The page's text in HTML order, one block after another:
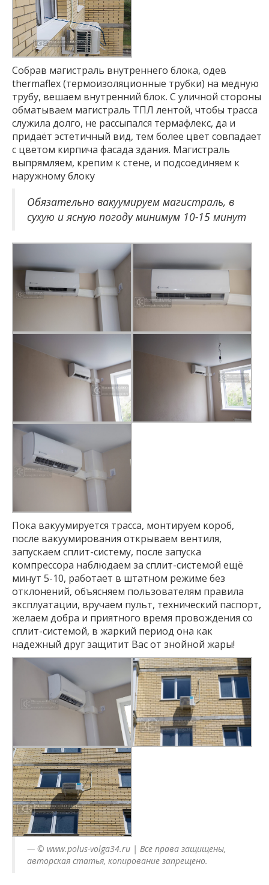
Собрав магистраль внутреннего блока, одев
thermaflex (термоизоляционные трубки) на медную
трубу, вешаем внутренний блок. С уличной стороны
обматываем магистраль ТПЛ лентой, чтобы трасса
служила долго, не рассыпался термафлекс, да и
придаёт эстетичный вид, тем более цвет совпадает
с цветом кирпича фасада здания. Магистраль
выпрямляем, крепим к стене, и подсоединяем к
наружному блоку
Обязательно вакуумируем магистраль, в
сухую и ясную погоду минимум 10-15 минут
Пока вакуумируется трасса, монтируем короб,
после вакуумирования открываем вентиля,
запускаем сплит-систему, после запуска
компрессора наблюдаем за сплит-системой ещё
минут 5-10, работает в штатном режиме без
отклонений, объясняем пользователям правила
эксплуатации, вручаем пульт, технический паспорт,
желаем добра и приятного время провождения со
сплит-системой, в жаркий период она как
надежный друг защитит Вас от знойной жары!
© www.polus-volga34.ru | Все права защищены,
авторская статья, копирование запрещено.